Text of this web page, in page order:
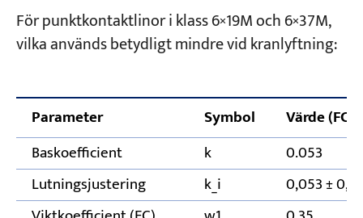
För punktkontaktlinor i klass 6×19M och 6×37M,
vilka används betydligt mindre vid kranlyftning:
Parameter Symbol
Värde (FC,
Baskoefficient
k
0.053
Lutningsjustering
k_i
0,053 ±